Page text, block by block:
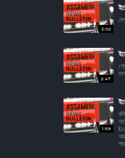
2:02
2:47
1:59